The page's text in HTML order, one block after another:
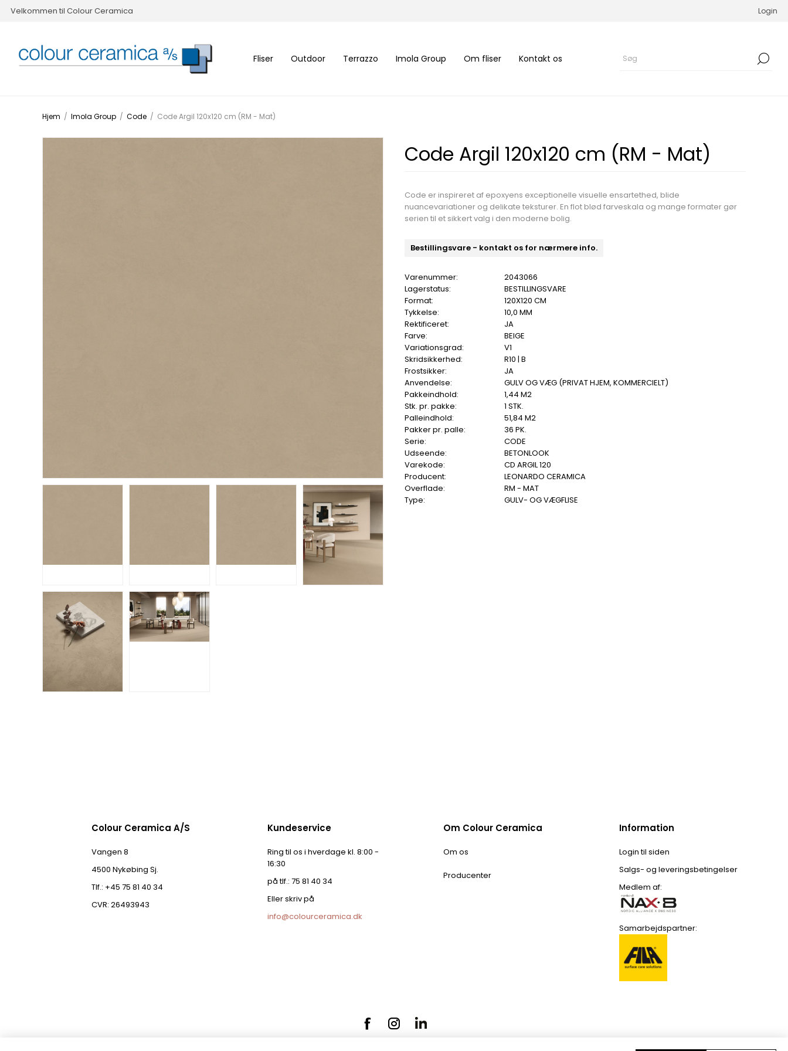
Velkommen til Colour Ceramica Login
Fliser Outdoor Terrazzo Imola Group Om fliser Kontakt os
Hjem / Imola Group / Code / Code Argil 120x120 cm (RM - Mat)
Code Argil 120x120 cm (RM - Mat)
Code er inspireret af epoxyens exceptionelle visuelle ensartethed, blide
nuancevariationer og delikate teksturer. En flot blød farveskala og mange formater gør
serien til et sikkert valg i den moderne bolig.
Bestillingsvare - kontakt os for nærmere info.
Varenummer:
2043066
Lagerstatus:
BESTILLINGSVARE
Format:
120X120 CM
Tykkelse:
10,0 MM
Rektificeret:
JA
Farve:
BEIGE
Variationsgrad:
V1
Skridsikkerhed:
R10 | B
Frostsikker:
JA
Anvendelse:
GULV OG VÆG (PRIVAT HJEM, KOMMERCIELT)
Pakkeindhold:
1,44 M2
Stk. pr. pakke:
1 STK.
Palleindhold:
51,84 M2
Pakker pr. palle:
36 PK.
Serie:
CODE
Udseende:
BETONLOOK
Varekode:
CD ARGIL 120
Producent:
LEONARDO CERAMICA
Overflade:
RM - MAT
Type:
GULV- OG VÆGFLISE
Colour Ceramica A/S
Vangen 8
4500 Nykøbing Sj.
Tlf.: +45 75 81 40 34
CVR: 26493943
Kundeservice
Ring til os i hverdage kl. 8:00 -
16:30
på tlf.: 75 81 40 34
Eller skriv på
info@colourceramica.dk
Om Colour Ceramica
Om os
Producenter
Information
Login til siden
Salgs- og leveringsbetingelser
Medlem af:
Samarbejdspartner: